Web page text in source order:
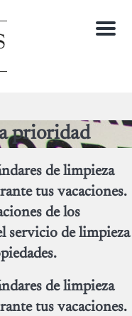
Menu
prioridad
de limpieza
tus vacaciones.
de los
servicio de limpieza
de limpieza
tus vacaciones.